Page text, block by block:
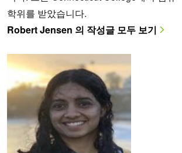
학위를 받았습니다.
Robert Jensen 의 작성글 모두 보기